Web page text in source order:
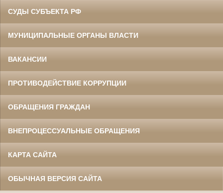
СУДЫ СУБЪЕКТА РФ
МУНИЦИПАЛЬНЫЕ ОРГАНЫ ВЛАСТИ
ВАКАНСИИ
ПРОТИВОДЕЙСТВИЕ КОРРУПЦИИ
ОБРАЩЕНИЯ ГРАЖДАН
ВНЕПРОЦЕССУАЛЬНЫЕ ОБРАЩЕНИЯ
КАРТА САЙТА
ОБЫЧНАЯ ВЕРСИЯ САЙТА